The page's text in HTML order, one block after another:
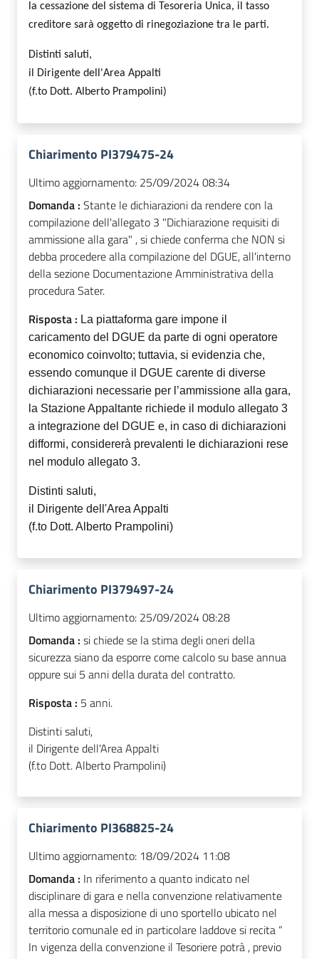
la cessazione del sistema di Tesoreria Unica, il tasso
creditore sarà oggetto di rinegoziazione tra le parti.
Distinti saluti,
il Dirigente dell'Area Appalti
(f.to Dott. Alberto Prampolini)
Chiarimento PI379475-24
Ultimo aggiornamento: 25/09/2024 08:34
Domanda : Stante le dichiarazioni da rendere con la
compilazione dell'allegato 3 "Dichiarazione requisiti di
ammissione alla gara" , si chiede conferma che NON si
debba procedere alla compilazione del DGUE, all'interno
della sezione Documentazione Amministrativa della
procedura Sater.
Risposta : La piattaforma gare impone il
caricamento del DGUE da parte di ogni operatore
economico coinvolto; tuttavia, si evidenzia che,
essendo comunque il DGUE carente di diverse
dichiarazioni necessarie per l’ammissione alla gara,
la Stazione Appaltante richiede il modulo allegato 3
a integrazione del DGUE e, in caso di dichiarazioni
difformi, considererà prevalenti le dichiarazioni rese
nel modulo allegato 3.
Distinti saluti,
il Dirigente dell'Area Appalti
(f.to Dott. Alberto Prampolini)
Chiarimento PI379497-24
Ultimo aggiornamento: 25/09/2024 08:28
Domanda : si chiede se la stima degli oneri della
sicurezza siano da esporre come calcolo su base annua
oppure sui 5 anni della durata del contratto.
Risposta : 5 anni.
Distinti saluti,
il Dirigente dell'Area Appalti
(f.to Dott. Alberto Prampolini)
Chiarimento PI368825-24
Ultimo aggiornamento: 18/09/2024 11:08
Domanda : In riferimento a quanto indicato nel
disciplinare di gara e nella convenzione relativamente
alla messa a disposizione di uno sportello ubicato nel
territorio comunale ed in particolare laddove si recita “
In vigenza della convenzione il Tesoriere potrà , previo